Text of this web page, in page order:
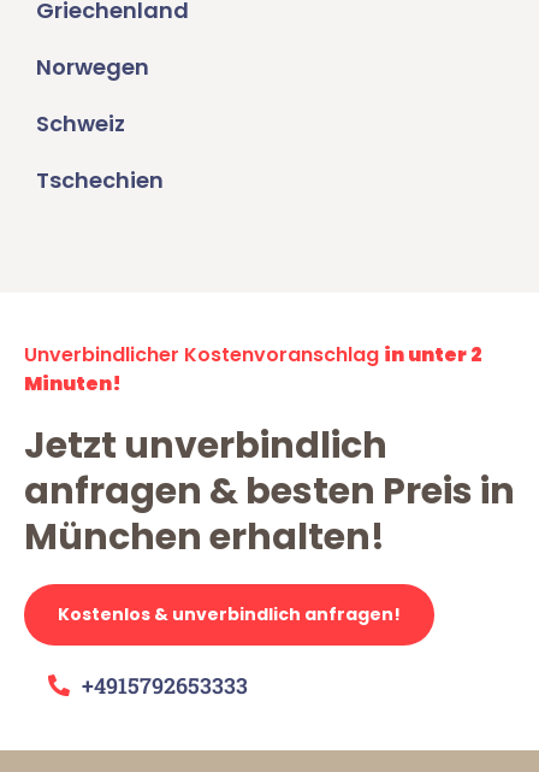
Griechenland
Norwegen
Schweiz
Tschechien
Unverbindlicher Kostenvoranschlag in unter 2
Minuten!
Jetzt unverbindlich
anfragen & besten Preis in
München erhalten!
Kostenlos & unverbindlich anfragen!
+4915792653333